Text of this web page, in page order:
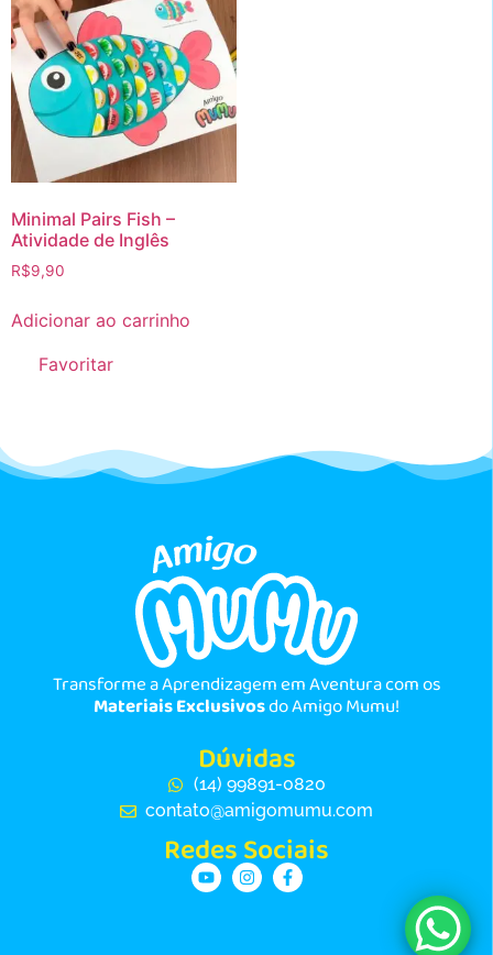
Minimal Pairs Fish –
Atividade de Inglês
R$9,90
Adicionar ao carrinho
Favoritar
Transforme a Aprendizagem em Aventura com os
Materiais Exclusivosdo Amigo Mumu!
Dúvidas
(14) 99891-0820
contato@amigomumu.com
Redes Sociais